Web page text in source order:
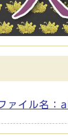
ァイル名